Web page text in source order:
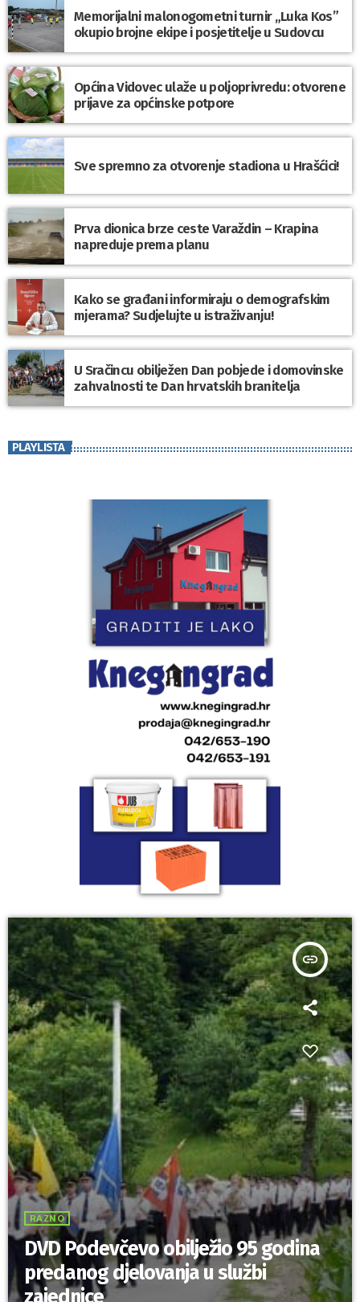
Memorijalni malonogometni turnir „Luka Kos”
okupio brojne ekipe i posjetitelje u Sudovcu
Općina Vidovec ulaže u poljoprivredu: otvorene
prijave za općinske potpore
Sve spremno za otvorenje stadiona u Hrašćici!
Prva dionica brze ceste Varaždin – Krapina
napreduje prema planu
Kako se građani informiraju o demografskim
mjerama? Sudjelujte u istraživanju!
U Sračincu obilježen Dan pobjede i domovinske
zahvalnosti te Dan hrvatskih branitelja
PLAYLISTA
insert_link
RAZNO
DVD Podevčevo obilježio 95 godina
predanog djelovanja u službi
zajednice